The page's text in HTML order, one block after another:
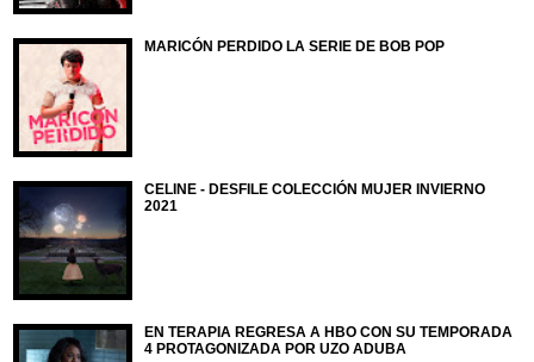
MARICÓN PERDIDO LA SERIE DE BOB POP
CELINE - DESFILE COLECCIÓN MUJER INVIERNO
2021
EN TERAPIA REGRESA A HBO CON SU TEMPORADA
4 PROTAGONIZADA POR UZO ADUBA